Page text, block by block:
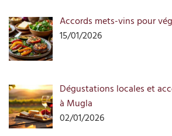
Accords mets-vins pour
15/01/2026
Dégustations locales et
à Mugla
02/01/2026